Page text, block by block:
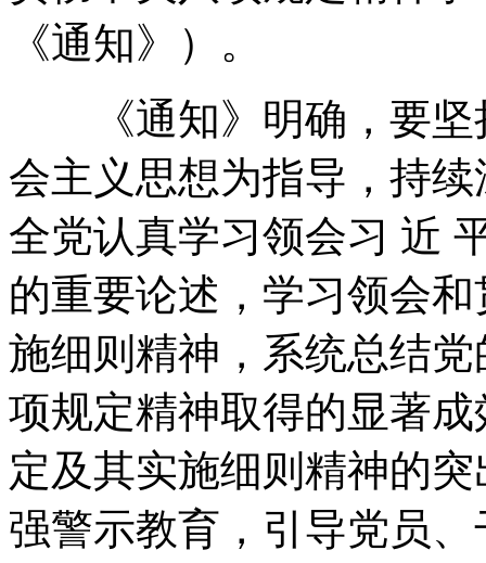
《通知》）。
《通知》明确，要坚
会主义思想为指导，持
全党认真学习领会习 近
的重要论述，学习领会
施细则精神，系统总结
项规定精神取得的显著
定及其实施细则精神的
强警示教育，引导党员